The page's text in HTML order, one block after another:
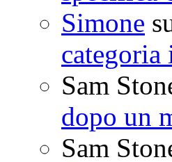
Simone
categoria
Sam
dopo un
Sam